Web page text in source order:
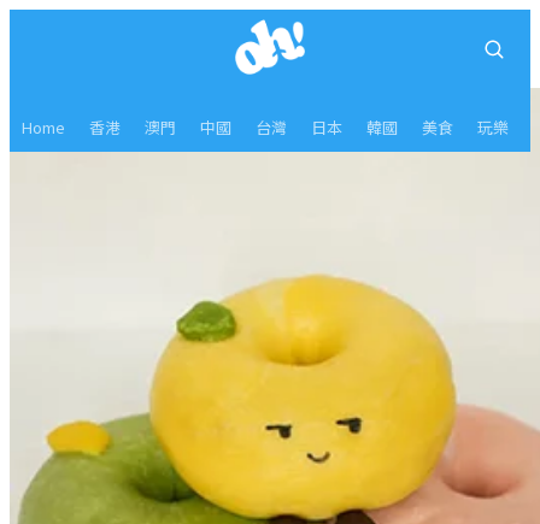
Home 香港 澳門 中國 台灣 日本 韓國 美食 玩樂